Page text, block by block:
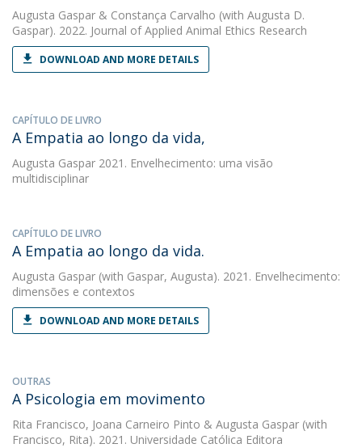
Augusta Gaspar & Constança Carvalho (with Augusta D.
Gaspar). 2022. Journal of Applied Animal Ethics Research
DOWNLOAD AND MORE DETAILS
CAPÍTULO DE LIVRO
A Empatia ao longo da vida,
Augusta Gaspar 2021. Envelhecimento: uma visão
multidisciplinar
CAPÍTULO DE LIVRO
A Empatia ao longo da vida.
Augusta Gaspar (with Gaspar, Augusta). 2021. Envelhecimento:
dimensões e contextos
DOWNLOAD AND MORE DETAILS
OUTRAS
A Psicologia em movimento
Rita Francisco, Joana Carneiro Pinto & Augusta Gaspar (with
Francisco, Rita). 2021. Universidade Católica Editora